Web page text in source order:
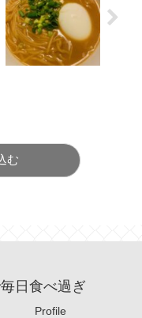
む
日食べ過ぎ
Profile